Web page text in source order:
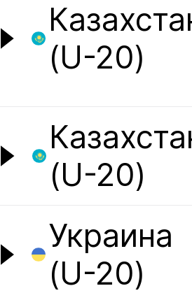
(U-20)
(U-20)
Украина
(U-20)